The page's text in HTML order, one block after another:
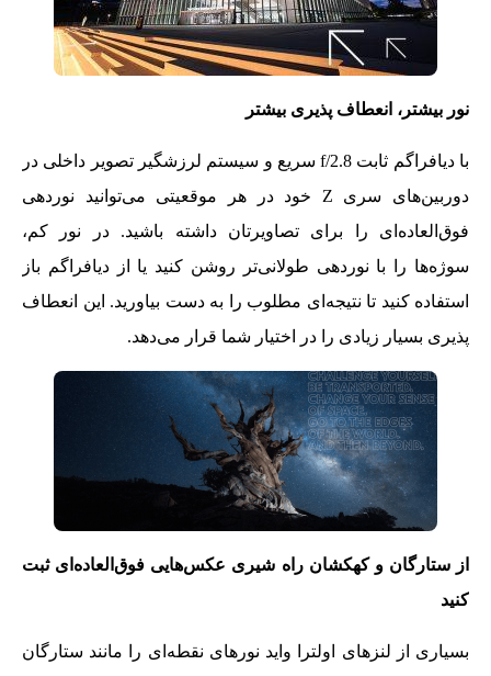
نور بیشتر، انعطاف پذیری بیشتر
با دیافراگم ثابت f/2.8 سریع و سیستم لرزشگیر تصویر داخلی در
دوربین‌های سری Z خود در هر موقعیتی می‌توانید نوردهی
فوق‌العاده‌ای را برای تصاویرتان داشته باشید. در نور کم،
سوژه‌ها را با نوردهی طولانی‌تر روشن کنید یا از دیافراگم باز
استفاده کنید تا نتیجه‌ای مطلوب را به دست بیاورید. این انعطاف
پذیری بسیار زیادی را در اختیار شما قرار می‌دهد.
از ستارگان و کهکشان راه شیری عکس‌هایی فوق‌العاده‌ای ثبت
کنید
بسیاری از لنزهای اولترا واید نورهای نقطه‌ای را مانند ستارگان